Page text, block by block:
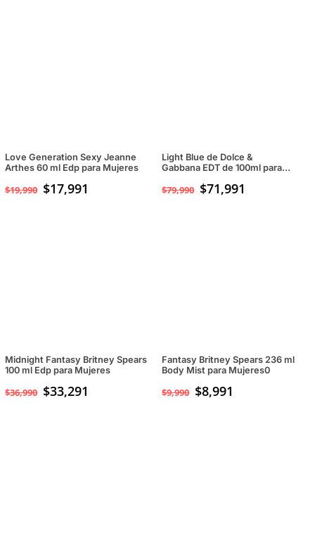
Love Generation Sexy Jeanne
Arthes 60 ml Edp para Mujeres
$19,990 $17,991
Light Blue de Dolce &
Gabbana EDT de 100ml para
$79,990 $71,991
Midnight Fantasy Britney Spears
100 ml Edp para Mujeres
$36,990 $33,291
Fantasy Britney Spears 236 ml
Body Mist para Mujeres0
$9,990 $8,991